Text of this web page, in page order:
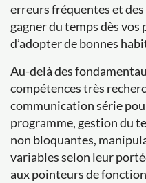
erreurs fréquentes et
gagner du temps dès
d’adopter de bonnes
Au-delà des
compétences très
communication série
programme, gestion du
non bloquantes,
variables selon leur
aux pointeurs de